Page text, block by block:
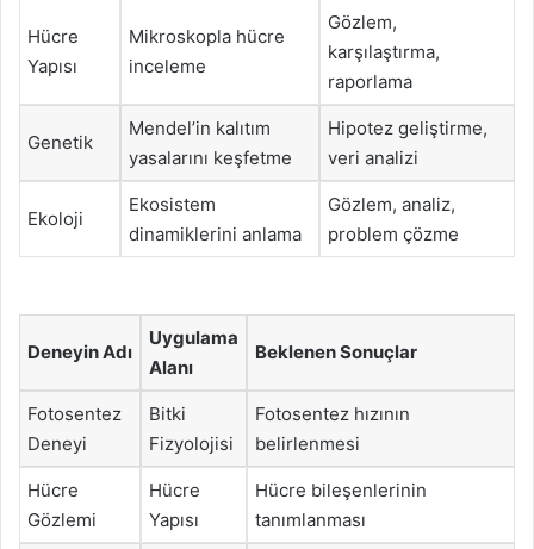
Hücre
Yapısı
Mikroskopla hücre
inceleme
Gözlem,
karşılaştırma,
raporlama
Genetik
Mendel’in kalıtım
yasalarını keşfetme
Hipotez geliştirme,
veri analizi
Ekoloji
Ekosistem
dinamiklerini anlama
Gözlem, analiz,
problem çözme
Deneyin Adı
Uygulama
Alanı
Beklenen Sonuçlar
Fotosentez
Deneyi
Bitki
Fizyolojisi
Fotosentez hızının
belirlenmesi
Hücre
Gözlemi
Hücre
Yapısı
Hücre bileşenlerinin
tanımlanması